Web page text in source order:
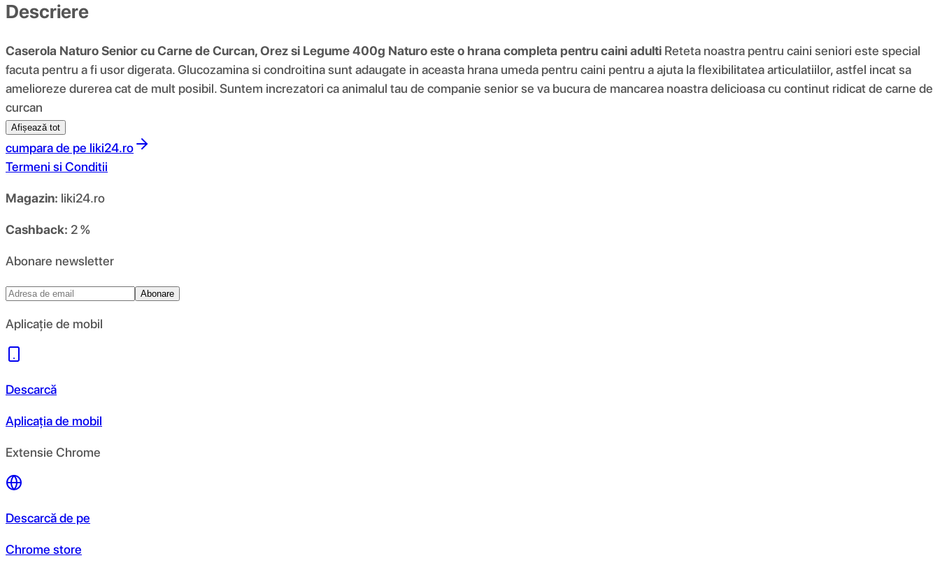
Descriere
Caserola Naturo Senior cu Carne de Curcan, Orez si Legume 400g Naturo este o hrana completa pentru caini adulti Reteta noastra pentru caini seniori este special
facuta pentru a fi usor digerata. Glucozamina si condroitina sunt adaugate in aceasta hrana umeda pentru caini pentru a ajuta la flexibilitatea articulatiilor, astfel incat sa
amelioreze durerea cat de mult posibil. Suntem increzatori ca animalul tau de companie senior se va bucura de mancarea noastra delicioasa cu continut ridicat de carne de
curcan
Afișează tot
cumpara de pe liki24.ro
Termeni si Conditii
Magazin: liki24.ro
Cashback: 2 %
Abonare newsletter
Abonare
Aplicație de mobil
Descarcă
Aplicația de mobil
Extensie Chrome
Descarcă de pe
Chrome store